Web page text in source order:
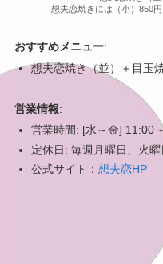
想夫恋焼きには（小）850
おすすめメニュー:
想夫恋焼き（並）＋目玉
営業情報:
営業時間: [水～金] 11:00
定休日: 毎週月曜日、火曜
公式サイト： 想夫恋HP